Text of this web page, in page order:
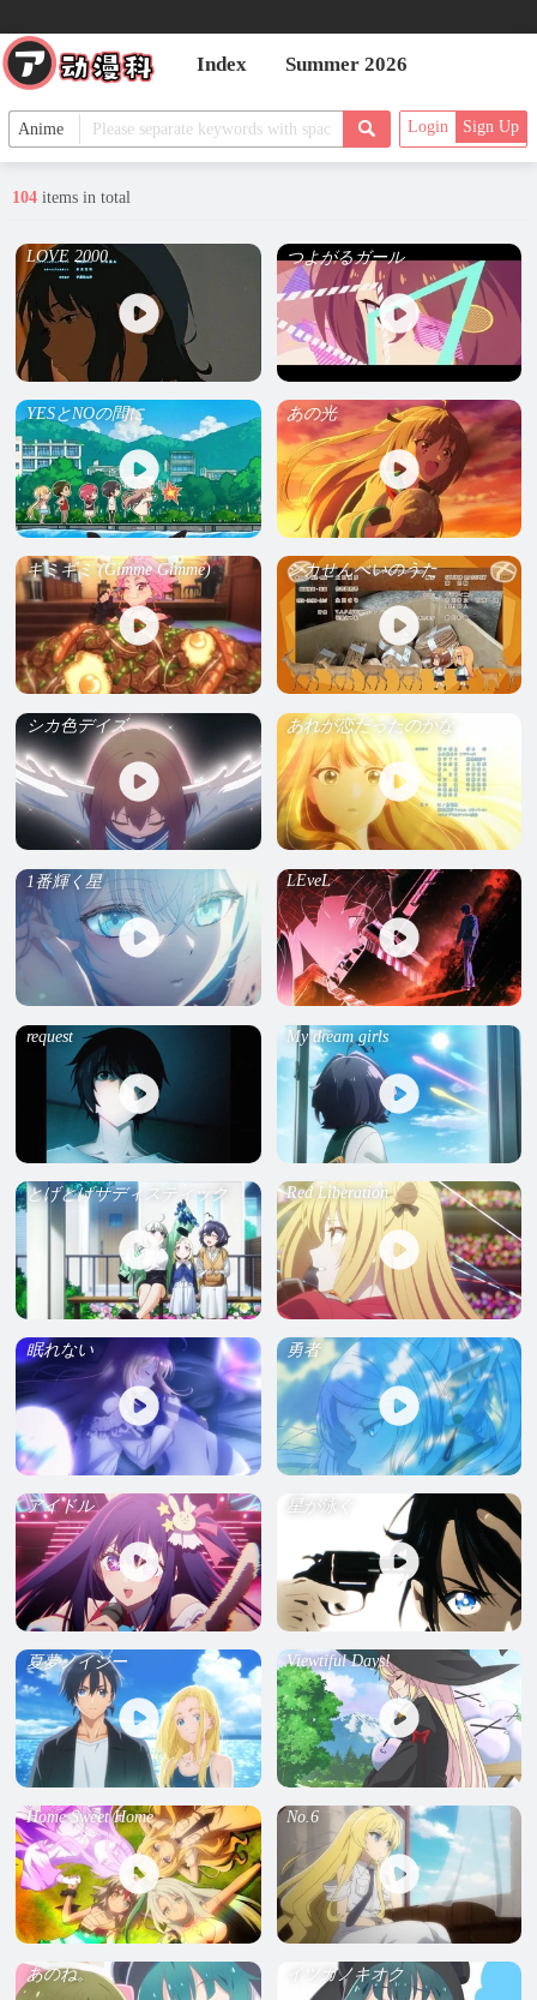
Index Summer 2026
Login Sign Up
104 items in total
LOVE 2000 つよがるガール
YESとNOの間に あの光
ギミギミ (Gimme Gimme) シカせんべいのうた
シカ色デイズ あれが恋だったのかな
1番輝く星 LEveL
request My dream girls
とげとげサディスティック Red Liberation
眠れない 勇者
アイドル 星が泳ぐ
夏夢ノイジー Viewtiful Days!
Home Sweet Home No.6
あのね。 イツカノキオク